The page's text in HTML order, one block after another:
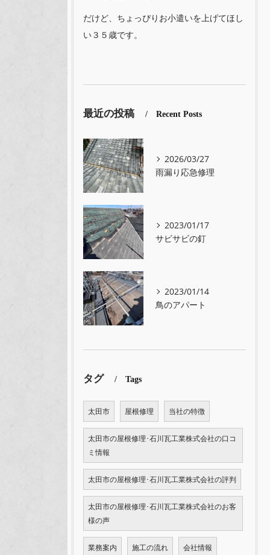
だけど、ちょっぴりお小遣いを上げてほし
い３５歳です。
最近の投稿 Recent Posts
2026/03/27
雨漏り応急修理
2023/01/17
サビサビの釘
2023/01/14
鳥のアパート
タグ Tags
太田市 屋根修理 当社の特徴
太田市の屋根修理･石川瓦工業株式会社の口コ
ミ情報
太田市の屋根修理･石川瓦工業株式会社の評判
太田市の屋根修理･石川瓦工業株式会社のお客
様の声
業務案内 施工の流れ 会社情報